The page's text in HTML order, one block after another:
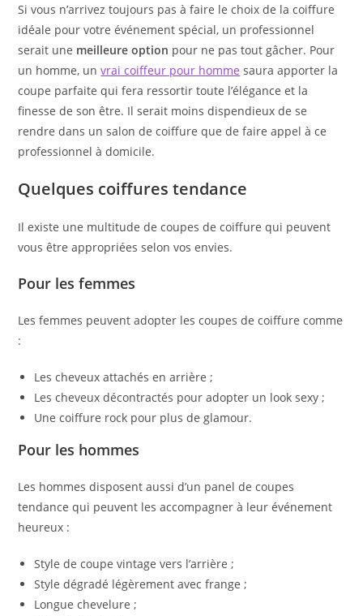
Si vous n’arrivez toujours pas à faire le choix de la coiffure
idéale pour votre événement spécial, un professionnel
serait une meilleure option pour ne pas tout gâcher. Pour
un homme, unvrai coiffeur pour homme saura apporter la
coupe parfaite qui fera ressortir toute l’élégance et la
finesse de son être. Il serait moins dispendieux de se
rendre dans un salon de coiffure que de faire appel à ce
professionnel à domicile.
Quelques coiffures tendance
Il existe une multitude de coupes de coiffure qui peuvent
vous être appropriées selon vos envies.
Pour les femmes
Les femmes peuvent adopter les coupes de coiffure comme
:
Les cheveux attachés en arrière ;
Les cheveux décontractés pour adopter un look sexy ;
Une coiffure rock pour plus de glamour.
Pour les hommes
Les hommes disposent aussi d’un panel de coupes
tendance qui peuvent les accompagner à leur événement
heureux :
Style de coupe vintage vers l’arrière ;
Style dégradé légèrement avec frange ;
Longue chevelure ;